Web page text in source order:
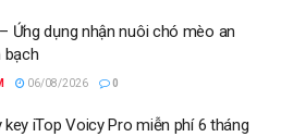
Ứng dụng nhận nuôi chó mèo an
bạch
06/08/2026 0
key iTop Voicy Pro miễn phí 6 tháng